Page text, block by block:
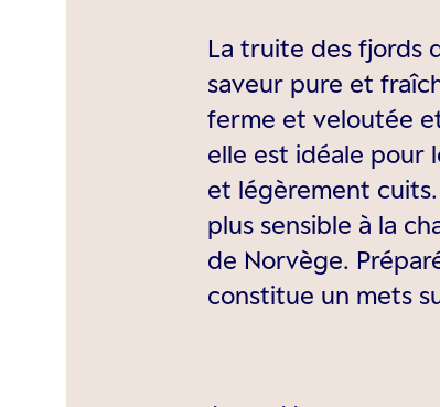
La truite des fjords
saveur pure et
ferme et veloutée
elle est idéale pour
et légèrement
plus sensible à la
de Norvège.
constitue un mets